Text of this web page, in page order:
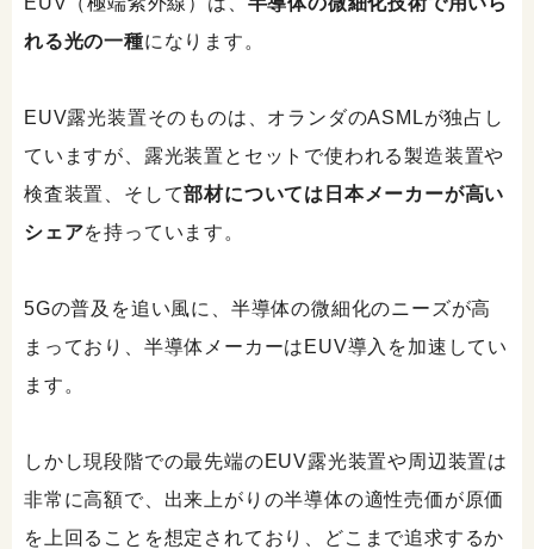
れる光の一種になります。
EUV露光装置そのものは、オランダのASMLが独占し
ていますが、露光装置とセットで使われる製造装置や
検査装置、そして部材については日本メーカーが高い
シェアを持っています。
5Gの普及を追い風に、半導体の微細化のニーズが高
まっており、半導体メーカーはEUV導入を加速してい
ます。
しかし現段階での最先端のEUV露光装置や周辺装置は
非常に高額で、出来上がりの半導体の適性売価が原価
を上回ることを想定されており、どこまで追求するか